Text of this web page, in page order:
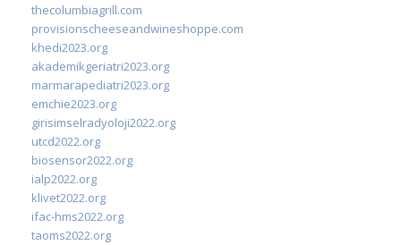
thecolumbiagrill.com
provisionscheeseandwineshoppe.com
khedi2023.org
akademikgeriatri2023.org
marmarapediatri2023.org
emchie2023.org
girisimselradyoloji2022.org
utcd2022.org
biosensor2022.org
ialp2022.org
klivet2022.org
ifac-hms2022.org
taoms2022.org